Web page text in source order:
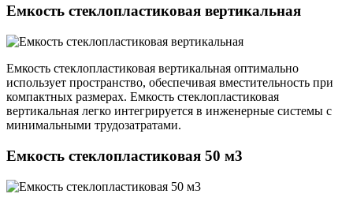
Емкость стеклопластиковая вертикальная
Емкость стеклопластиковая вертикальная оптимально
использует пространство, обеспечивая вместительность при
компактных размерах. Емкость стеклопластиковая
вертикальная легко интегрируется в инженерные системы с
минимальными трудозатратами.
Емкость стеклопластиковая 50 м3